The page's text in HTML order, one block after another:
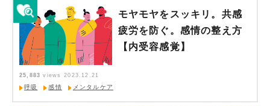
モヤモヤをスッキリ。共感
疲労を防ぐ。感情の整え方
【内受容感覚】
25,883 views
2023.12.21
呼吸
感情 メンタルケア